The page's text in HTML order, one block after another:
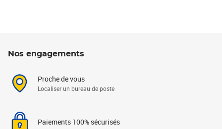
Nos engagements
Proche de vous
Localiser un bureau de poste
Paiements 100% sécurisés